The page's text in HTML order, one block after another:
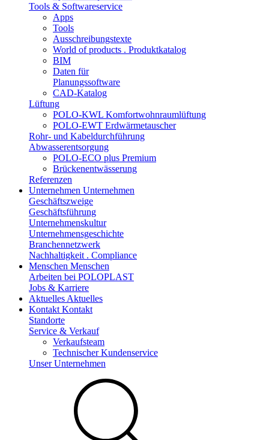
Tools & Softwareservice
Apps
Tools
Ausschreibungstexte
World of products . Produktkatalog
BIM
Daten für
Planungssoftware
CAD-Katalog
Lüftung
POLO-KWL Komfortwohnraumlüftung
POLO-EWT Erdwärmetauscher
Rohr- und Kabeldurchführung
Abwasserentsorgung
POLO-ECO plus Premium
Brückenentwässerung
Referenzen
Unternehmen Unternehmen
Geschäftszweige
Geschäftsführung
Unternehmenskultur
Unternehmensgeschichte
Branchennetzwerk
Nachhaltigkeit . Compliance
Menschen Menschen
Arbeiten bei POLOPLAST
Jobs & Karriere
Aktuelles Aktuelles
Kontakt Kontakt
Standorte
Service & Verkauf
Verkaufsteam
Technischer Kundenservice
Unser Unternehmen